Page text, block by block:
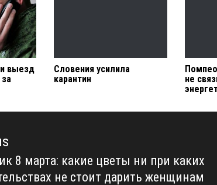
выезд
Словения усилила
карантин
не
8 марта: какие цветы ни при каких
не стоит дарить женщинам